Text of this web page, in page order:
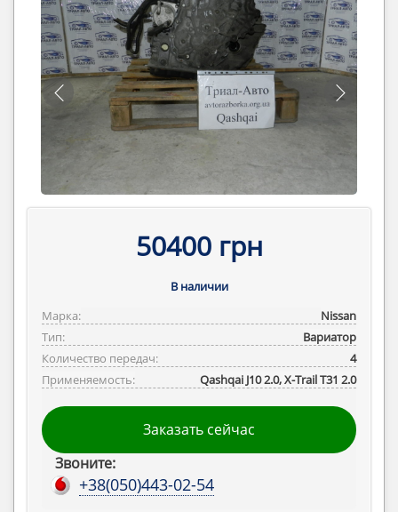
50400 грн
В наличии
Марка:
Nissan
Тип:
Вариатор
Количество передач:
4
Применяемость:
Qashqai J10 2.0, X-Trail T31 2.0
Заказать сейчас
Звоните:
+38(050)443-02-54